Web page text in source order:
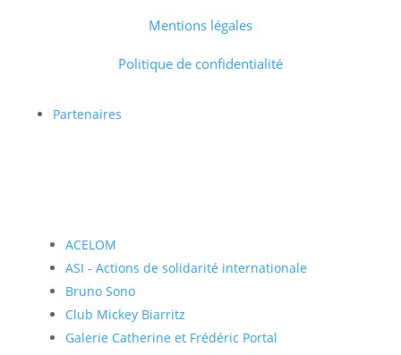
Mentions légales
Politique de confidentialité
Partenaires
ACELOM
ASI - Actions de solidarité internationale
Bruno Sono
Club Mickey Biarritz
Galerie Catherine et Frédéric Portal